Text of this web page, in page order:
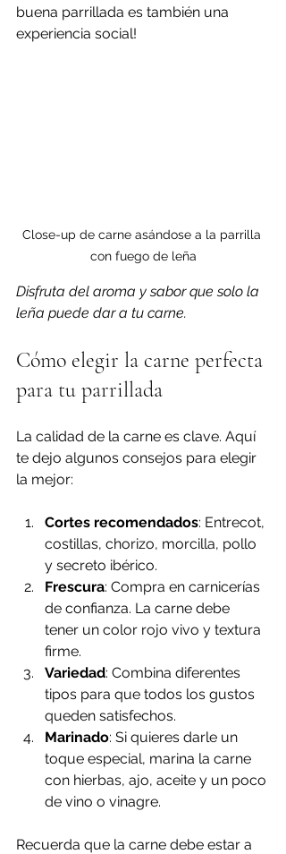
buena parrillada es también una
experiencia social!
Close-up de carne asándose a la parrilla
con fuego de leña
Disfruta del aroma y sabor que solo la
leña puede dar a tu carne.
Cómo elegir la carne perfecta
para tu parrillada
La calidad de la carne es clave. Aquí
te dejo algunos consejos para elegir
la mejor:
Cortes recomendados: Entrecot,
costillas, chorizo, morcilla, pollo
y secreto ibérico.
Frescura: Compra en carnicerías
de confianza. La carne debe
tener un color rojo vivo y textura
firme.
Variedad: Combina diferentes
tipos para que todos los gustos
queden satisfechos.
Marinado: Si quieres darle un
toque especial, marina la carne
con hierbas, ajo, aceite y un poco
de vino o vinagre.
Recuerda que la carne debe estar a